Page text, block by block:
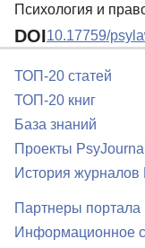
Психология и
DOI10.17759/
ТОП-20 статей
ТОП-20 книг
База знаний
Проекты
История
Партнеры портала
Информационное